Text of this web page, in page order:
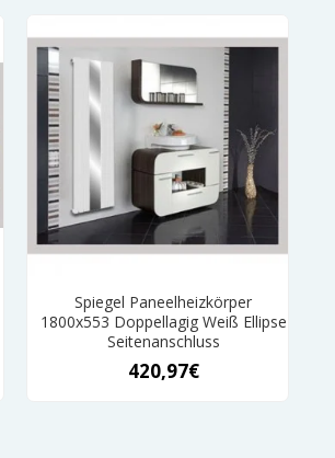
Spiegel Paneelheizkörper
1800x553 Doppellagig Weiß Ellipse
Seitenanschluss
420,97€